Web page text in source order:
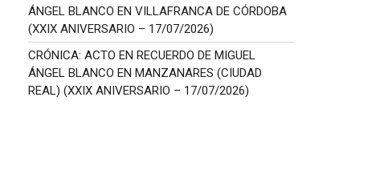
ÁNGEL BLANCO EN VILLAFRANCA DE CÓRDOBA
(XXIX ANIVERSARIO – 17/07/2026)
CRÓNICA: ACTO EN RECUERDO DE MIGUEL
ÁNGEL BLANCO EN MANZANARES (CIUDAD
REAL) (XXIX ANIVERSARIO – 17/07/2026)